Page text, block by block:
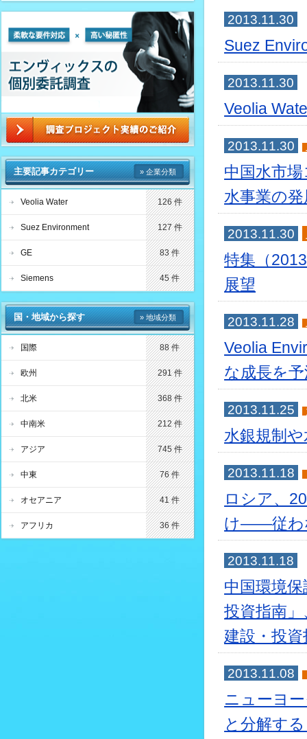
2013.11.30
Suez
2013.11.30
Veolia
2013.11.30
中国水市
水事業の
2013.11.30
特集（
展望
2013.11.28
Veolia
な成長を
2013.11.25
水銀規制
2013.11.18
ロシア、
け――従わ
2013.11.18
中国環境
投資指南
建設・投
2013.11.08
ニューヨ
と分解す
主要記事カテゴリー » 企業分類
Veolia Water 126 件
Suez Environment 127 件
GE 83 件
Siemens 45 件
国・地域から探す » 地域分類
国際 88 件
欧州 291 件
北米 368 件
中南米 212 件
アジア 745 件
中東 76 件
オセアニア 41 件
アフリカ 36 件